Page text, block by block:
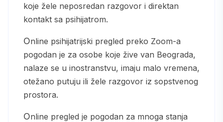
koje žele neposredan razgovor i direktan
kontakt sa psihijatrom.
Online psihijatrijski pregled preko Zoom-a
pogodan je za osobe koje žive van Beograda,
nalaze se u inostranstvu, imaju malo vremena,
otežano putuju ili žele razgovor iz sopstvenog
prostora.
Online pregled je pogodan za mnoga stanja